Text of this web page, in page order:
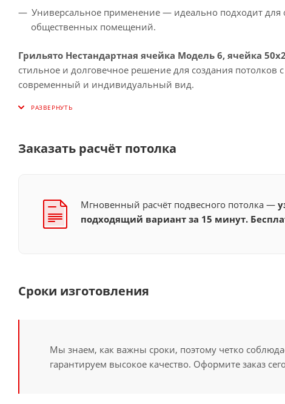
Универсальное применение — идеально подходит
общественных помещений.
Грильято Нестандартная ячейка Модель 6, ячейка
стильное и долговечное решение для создания
современный и индивидуальный вид.
Заказать расчёт потолка
Мгновенный расчёт подвесного потолка —
подходящий вариант за 15 минут.
Сроки изготовления
Мы знаем, как важны сроки, поэтому четко
гарантируем высокое качество. Оформите заказ